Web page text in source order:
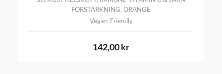
FÖRSTÄRKNING, ORANGE
Vegan-Friendly
142,00 kr